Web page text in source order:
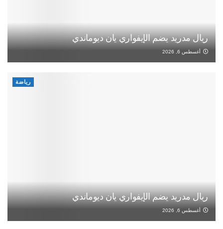
ريال مدريد يضم الإيفواري يان ديوماندي
أغسطس 6, 2026
رياضة
ريال مدريد يضم الإيفواري يان ديوماندي
أغسطس 6, 2026